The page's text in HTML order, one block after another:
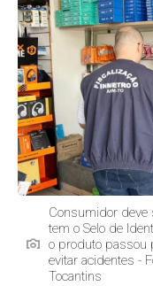
Consumidor deve
tem o Selo de
o produto passou
evitar acidentes -
Tocantins